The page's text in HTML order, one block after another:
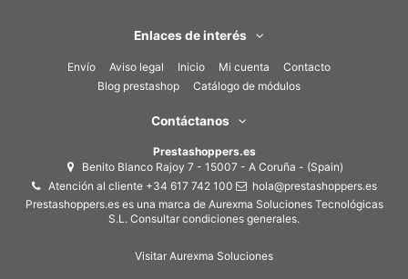
Enlaces de interés
Envío Aviso legal Inicio Mi cuenta
Contacto
Blog prestashop
Catálogo de módulos
Contáctanos
Prestashoppers.es
Benito Blanco Rajoy 7 - 15007 - A Coruña - (Spain)
Atención al cliente +34 617 742 100
hola@prestashoppers.es
Prestashoppers.es es una marca de Aurexma Soluciones Tecnológicas
S.L. Consultar condiciones generales.
Visitar Aurexma Soluciones